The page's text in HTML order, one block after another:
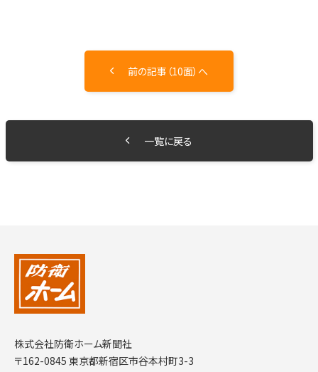
前の記事（10面）へ
一覧に戻る
株式会社防衛ホーム新聞社
〒162-0845 東京都新宿区市谷本村町3-3